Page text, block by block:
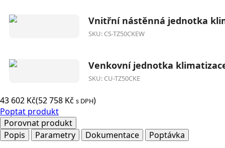
Vnitřní nástěnná jednotka
SKU: CS-TZ50CKEW
Venkovní jednotka
SKU: CU-TZ50CKE
43 602 Kč(52 758 Kč s DPH)
Poptat produkt
Porovnat produkt
Popis
Parametry Dokumentace
Poptávka